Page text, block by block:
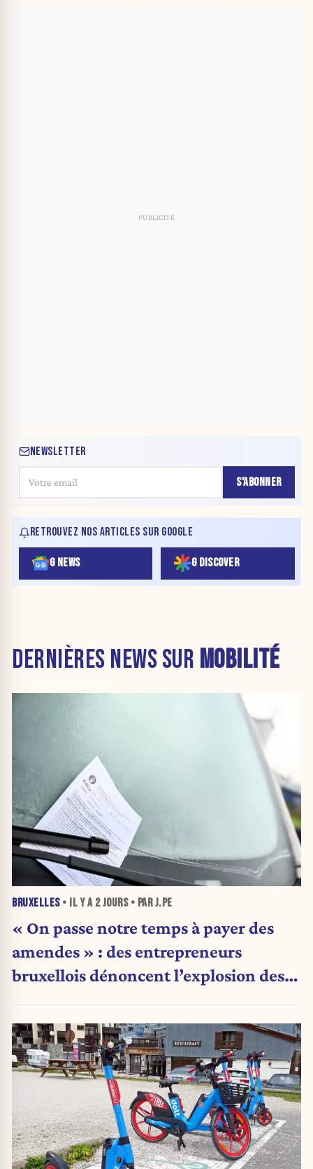
NEWSLETTER
S'ABONNER
RETROUVEZ NOS ARTICLES SUR GOOGLE
G NEWS G DISCOVER
DERNIÈRES NEWS SUR MOBILITÉ
BRUXELLES• IL Y A 2 JOURS• PAR J.PE
« On passe notre temps à payer des
amendes » : des entrepreneurs
bruxellois dénoncent l’explosion des